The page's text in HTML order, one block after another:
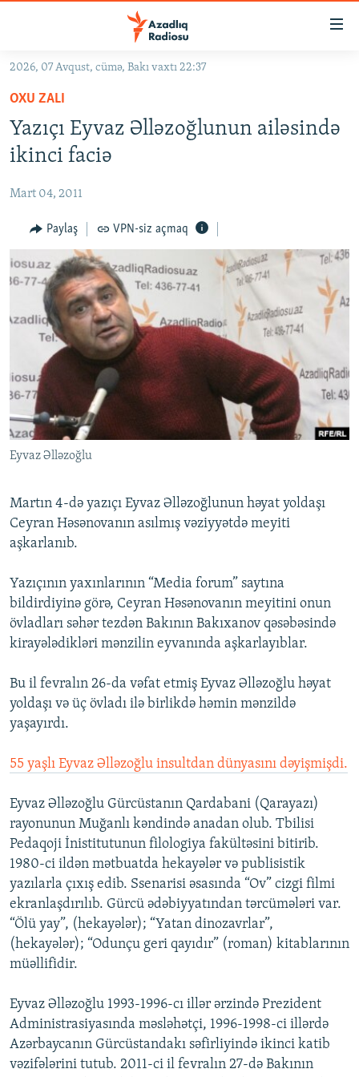
Əsas
qayıt
Əsas
naviqasiyaya
qayıt
KORRUPSIOMETR
FƏRQƏ BAX
QANUNI DOĞRU
ARAŞDIRMA
MULTIMEDIA
VIDEO
FOTOQALEREYA
İNFOQRAFIKA
KARIKATURA
RADIO ARXIV
OXU ZALI
AZƏRBAYCAN ƏDƏBIYYATI KITABXANASI
İSLAM VƏ DEMOKRATIYA
İZ - MƏDƏNIYYƏT PROQRAMI
HAQQIMIZDA
MISSIYAMIZ
PEŞƏ ETIKASI VƏ JURNALISTIKA STANDARTLARIMIZ
MATERIALLARIMIZDAN ISTIFADƏ
AZADLIQRADIOSU MOBIL TELEFONUNUZDA
XƏBƏR BÜLLETENLƏRIMIZ
BIZI IZLƏ
RFE/RL-in bütün saytları
2026, 07 Avqust, cümə, Bakı vaxtı 22:37
OXU ZALI
Yazıçı Eyvaz Əlləzoğlunun ailəsində
ikinci faciə
Mart 04, 2011
Paylaş VPN-siz açmaq
Eyvaz Əlləzoğlu
Martın 4-də yazıçı Eyvaz Əlləzoğlunun həyat yoldaşı
Ceyran Həsənovanın asılmış vəziyyətdə meyiti
aşkarlanıb.
Yazıçının yaxınlarının “Media forum” saytına
bildirdiyinə görə, Ceyran Həsənovanın meyitini onun
övladları səhər tezdən Bakının Bakıxanov qəsəbəsində
kirayələdikləri mənzilin eyvanında aşkarlayıblar.
Bu il fevralın 26-da vəfat etmiş Eyvaz Əlləzoğlu həyat
yoldaşı və üç övladı ilə birlikdə həmin mənzildə
yaşayırdı.
55 yaşlı Eyvaz Əlləzoğlu insultdan dünyasını dəyişmişdi.
Eyvaz Əlləzoğlu Gürcüstanın Qardabani (Qarayazı)
rayonunun Muğanlı kəndində anadan olub. Tbilisi
Pedaqoji İnistitutunun filologiya fakültəsini bitirib.
1980-ci ildən mətbuatda hekayələr və publisistik
yazılarla çıxış edib. Ssenarisi əsasında “Ov” cizgi filmi
ekranlaşdırılıb. Gürcü ədəbiyyatından tərcümələri var.
“Ölü yay”, (hekayələr); “Yatan dinozavrlar”,
(hekayələr); “Odunçu geri qayıdır” (roman) kitablarının
müəllifidir.
Eyvaz Əlləzoğlu 1993-1996-cı illər ərzində Prezident
Administrasiyasında məsləhətçi, 1996-1998-ci illərdə
Azərbaycanın Gürcüstandakı səfirliyində ikinci katib
vəzifələrini tutub. 2011-ci il fevralın 27-də Bakının